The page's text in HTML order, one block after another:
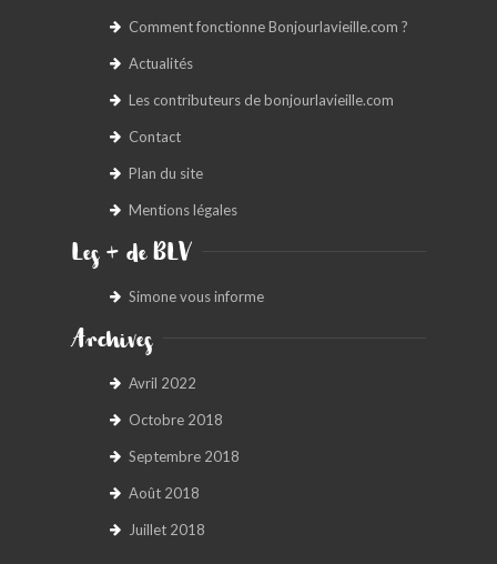
Comment fonctionne Bonjourlavieille.com ?
Actualités
Les contributeurs de bonjourlavieille.com
Contact
Plan du site
Mentions légales
Les + de BLV
Simone vous informe
Archives
Avril 2022
Octobre 2018
Septembre 2018
Août 2018
Juillet 2018